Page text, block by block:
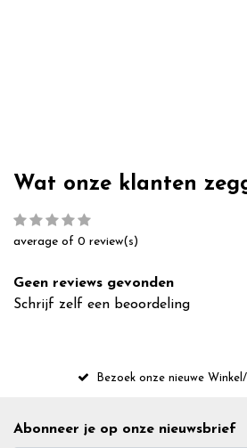
Wat onze klanten
average of 0 review(s)
Geen reviews gevonden
Schrijf zelf een beoordeling
Bezoek onze nieuwe
Abonneer je op onze nieuwsbrief